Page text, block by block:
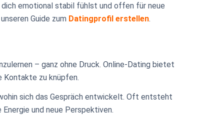
emotional stabil fühlst und offen für neue
Guide zum Datingprofil erstellen.
– ganz ohne Druck. Online-Dating bietet
Kontakte zu knüpfen.
sich das Gespräch entwickelt. Oft entsteht
und neue Perspektiven.